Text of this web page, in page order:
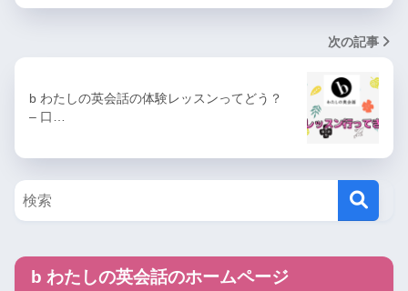
次の記事
b わたしの英会話の体験レッスンってどう？
– 口…
b わたしの英会話のホームページ